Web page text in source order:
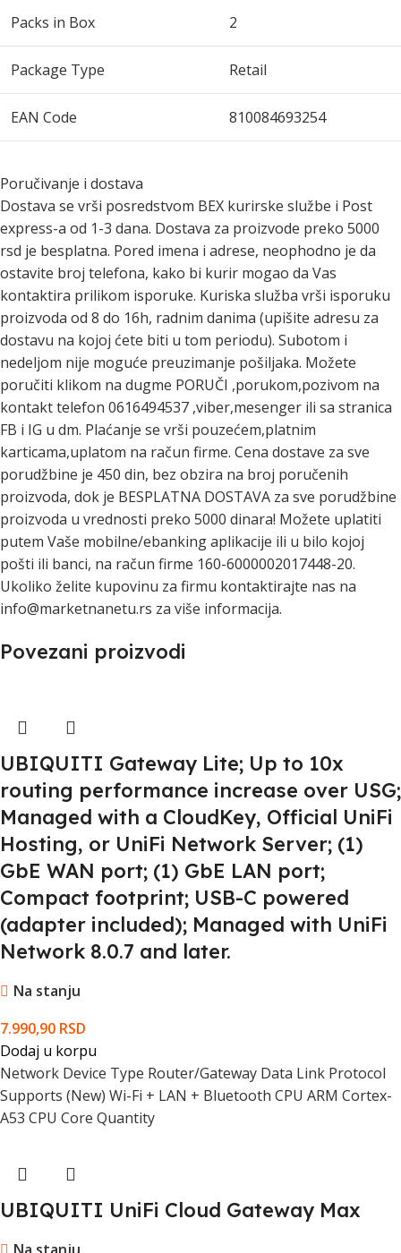
Packs in Box 2
Package Type Retail
EAN Code 810084693254
Poručivanje i dostava
Dostava se vrši posredstvom BEX kurirske službe i Post
express-a od 1-3 dana. Dostava za proizvode preko 5000
rsd je besplatna. Pored imena i adrese, neophodno je da
ostavite broj telefona, kako bi kurir mogao da Vas
kontaktira prilikom isporuke. Kuriska služba vrši isporuku
proizvoda od 8 do 16h, radnim danima (upišite adresu za
dostavu na kojoj ćete biti u tom periodu). Subotom i
nedeljom nije moguće preuzimanje pošiljaka. Možete
poručiti klikom na dugme PORUČI ,porukom,pozivom na
kontakt telefon 0616494537 ,viber,mesenger ili sa stranica
FB i IG u dm. Plaćanje se vrši pouzećem,platnim
karticama,uplatom na račun firme. Cena dostave za sve
porudžbine je 450 din, bez obzira na broj poručenih
proizvoda, dok je BESPLATNA DOSTAVA za sve porudžbine
proizvoda u vrednosti preko 5000 dinara! Možete uplatiti
putem Vaše mobilne/ebanking aplikacije ili u bilo kojoj
pošti ili banci, na račun firme 160-6000002017448-20.
Ukoliko želite kupovinu za firmu kontaktirajte nas na
info@marketnanetu.rs za više informacija.
Povezani proizvodi
UBIQUITI Gateway Lite; Up to 10x
routing performance increase over USG;
Managed with a CloudKey, Official UniFi
Hosting, or UniFi Network Server; (1)
GbE WAN port; (1) GbE LAN port;
Compact footprint; USB-C powered
(adapter included); Managed with UniFi
Network 8.0.7 and later.
Na stanju
7.990,90 RSD
Dodaj u korpu
Network Device Type Router/Gateway Data Link Protocol
Supports (New) Wi-Fi + LAN + Bluetooth CPU ARM Cortex-
A53 CPU Core Quantity
UBIQUITI UniFi Cloud Gateway Max